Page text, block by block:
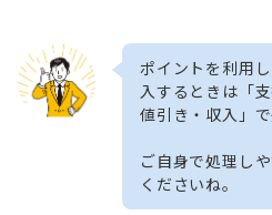
ポイントを利用
入するときは「
値引き・収入」で
ご自身で処理し
くださいね。